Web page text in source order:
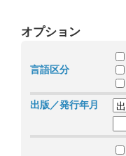
オプション
言語区分
出版／発行年月